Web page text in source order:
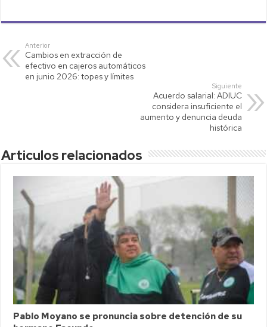
at
s
A
p
tt p
Li
nk
ail m
ar
tir
Anterior
Cambios en extracción de
efectivo en cajeros automáticos
en junio 2026: topes y límites
Siguiente
Acuerdo salarial: ADIUC
considera insuficiente el
aumento y denuncia deuda
histórica
Articulos relacionados
Pablo Moyano se pronuncia sobre detención de su